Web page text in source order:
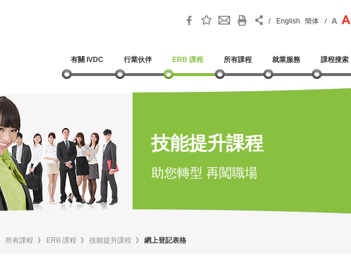
/ English 簡体 /
有關 IVDC 行業伙伴 ERB 課程 所有課程 就業服務 課程搜索
技能提升課程
助您轉型 再闖職場
所有課程 》 ERB 課程 》 技能提升課程 》 網上登記表格